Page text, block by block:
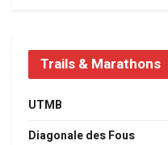
Trails & Marathons
UTMB
Diagonale des Fous